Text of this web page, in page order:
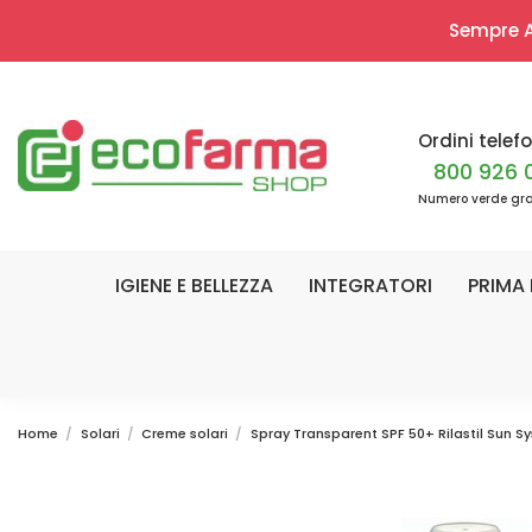
Sempre
Ordini
800 926
Numero verde
IGIENE E BELLEZZA INTEGRATORI PRIMA
Home Solari Creme solari Spray Transparent SPF 50+ Rilastil Sun